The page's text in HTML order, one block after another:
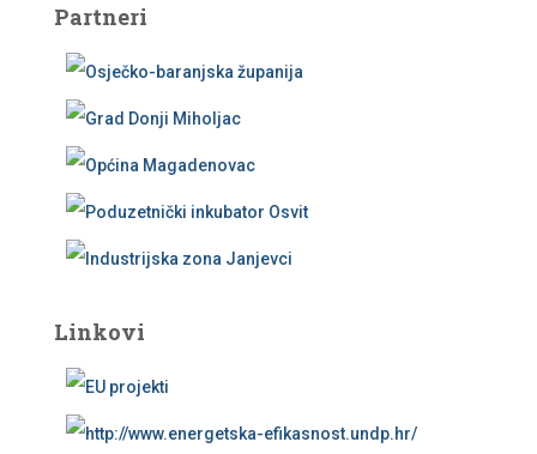
Partneri
Linkovi